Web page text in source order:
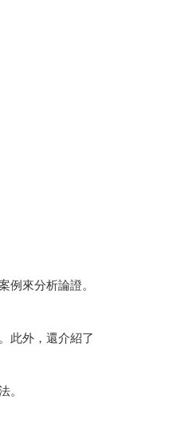
來分析論證。
此外，還介紹了
。